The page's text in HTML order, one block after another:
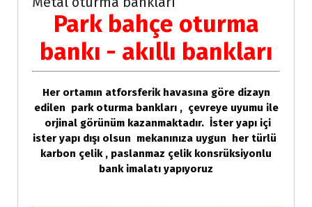
Park bahçe oturma
bankı - akıllı bankları
Her ortamın atforsferik havasına göre dizayn
edilen park oturma bankları , çevreye uyumu ile
orjinal görünüm kazanmaktadır. İster yapı içi
ister yapı dışı olsun mekanınıza uygun her türlü
karbon çelik , paslanmaz çelik konsrüksiyonlu
bank imalatı yapıyoruz